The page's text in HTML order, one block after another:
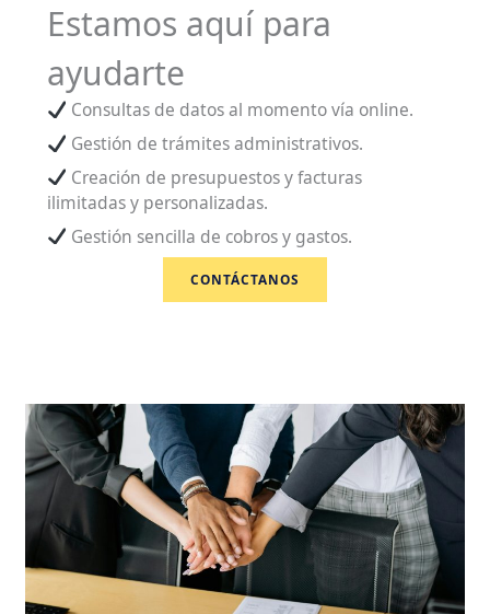
Estamos aquí para
ayudarte
Consultas de datos al momento vía online.
Gestión de trámites administrativos.
Creación de presupuestos y facturas
ilimitadas y personalizadas.
Gestión sencilla de cobros y gastos.
CONTÁCTANOS